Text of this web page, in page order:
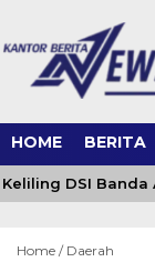
HOME BERITA
DSI Banda
Home / Daerah